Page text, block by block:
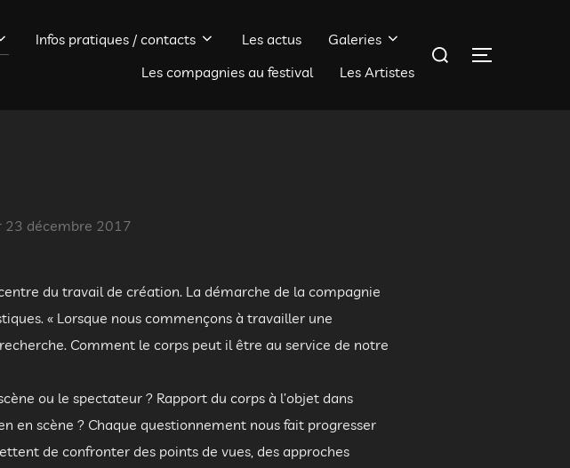
Infos pratiques / contacts Les actus
Galeries
Les compagnies au festival
Les Artistes
Rechercher :
Publié
23 décembre 2017
du travail de création. La démarche de la compagnie
« Lorsque nous commençons à travailler une
Comment le corps peut il être au service de notre
ou le spectateur ? Rapport du corps à l’objet dans
en scène ? Chaque questionnement nous fait progresser
de confronter des points de vues, des approches